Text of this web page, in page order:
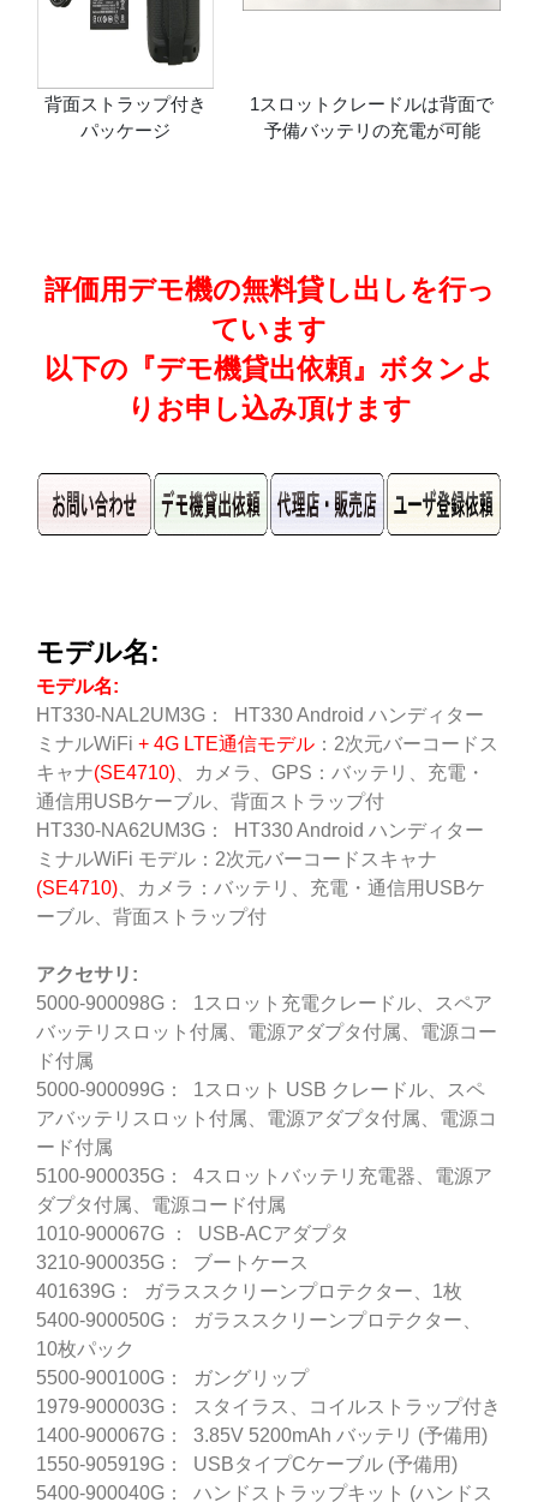
背面ストラップ付き
パッケージ
1スロットクレードルは背面で
予備バッテリの充電が可能
評価用デモ機の無料貸し出しを行っ
ています
以下の『デモ機貸出依頼』ボタンよ
りお申し込み頂けます
モデル名:
モデル名:
HT330-NAL2UM3G： HT330 Android ハンディター
ミナルWiFi + 4G LTE通信モデル ：2次元バーコードス
キャナ(SE4710)、カメラ、GPS：バッテリ、充電・
通信用USBケーブル、背面ストラップ付
HT330-NA62UM3G： HT330 Android ハンディター
ミナルWiFi モデル：2次元バーコードスキャナ
(SE4710)、カメラ：バッテリ、充電・通信用USBケ
ーブル、背面ストラップ付
アクセサリ:
5000-900098G： 1スロット充電クレードル、スペア
バッテリスロット付属、電源アダプタ付属、電源コー
ド付属
5000-900099G： 1スロット USB クレードル、スペ
アバッテリスロット付属、電源アダプタ付属、電源コ
ード付属
5100-900035G： 4スロットバッテリ充電器、電源ア
ダプタ付属、電源コード付属
1010-900067G ： USB-ACアダプタ
3210-900035G： ブートケース
401639G： ガラススクリーンプロテクター、1枚
5400-900050G： ガラススクリーンプロテクター、
10枚パック
5500-900100G： ガングリップ
1979-900003G： スタイラス、コイルストラップ付き
1400-900067G： 3.85V 5200mAh バッテリ (予備用)
1550-905919G： USBタイプCケーブル (予備用)
5400-900040G： ハンドストラップキット (ハンドス